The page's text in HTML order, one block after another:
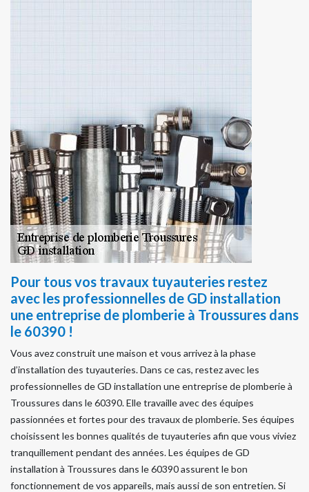
Pour tous vos travaux tuyauteries restez
avec les professionnelles de GD installation
une entreprise de plomberie à Troussures dans
le 60390 !
Vous avez construit une maison et vous arrivez à la phase
d’installation des tuyauteries. Dans ce cas, restez avec les
professionnelles de GD installation une entreprise de plomberie à
Troussures dans le 60390. Elle travaille avec des équipes
passionnées et fortes pour des travaux de plomberie. Ses équipes
choisissent les bonnes qualités de tuyauteries afin que vous viviez
tranquillement pendant des années. Les équipes de GD
installation à Troussures dans le 60390 assurent le bon
fonctionnement de vos appareils, mais aussi de son entretien. Si